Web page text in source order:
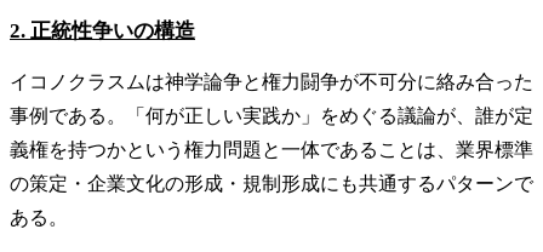
2. 正統性争いの構造
イコノクラスムは神学論争と権力闘争が不可分に絡み合った
事例である。「何が正しい実践か」をめぐる議論が、誰が定
義権を持つかという権力問題と一体であることは、業界標準
の策定・企業文化の形成・規制形成にも共通するパターンで
ある。